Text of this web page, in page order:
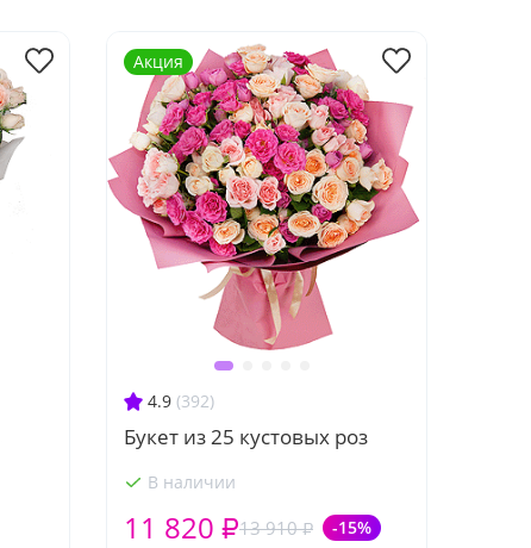
4.9 (392)
Букет из 25 кустовых роз
В наличии
13 910 ₽ -15%
11 820 ₽
Акция